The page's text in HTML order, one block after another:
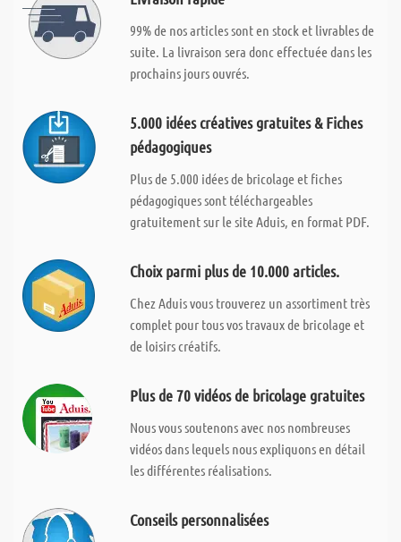
99% de nos articles sont en stock et livrables de
suite. La livraison sera donc effectuée dans les
prochains jours ouvrés.
5.000 idées créatives gratuites & Fiches
pédagogiques
Plus de 5.000 idées de bricolage et fiches
pédagogiques sont téléchargeables
gratuitement sur le site Aduis, en format PDF.
Choix parmi plus de 10.000 articles.
Chez Aduis vous trouverez un assortiment très
complet pour tous vos travaux de bricolage et
de loisirs créatifs.
Plus de 70 vidéos de bricolage gratuites
Nous vous soutenons avec nos nombreuses
vidéos dans lequels nous expliquons en détail
les différentes réalisations.
Conseils personnalisées